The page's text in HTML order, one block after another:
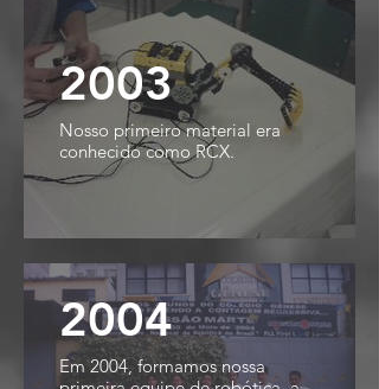
2003
Nosso primeiro material era
conhecido como RCX.
2004
Em 2004, formamos nossa